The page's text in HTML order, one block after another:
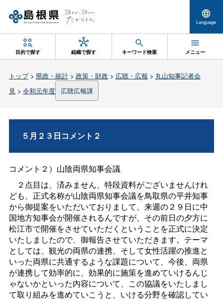
Language
目的で探す 組織で探す キーワード検索 メニュー
トップ> 県政・統計> 政策・財政 > 広聴・広報 > 丸山知事記者会
見> 令和元年度 広聴広報課
５月２３日コメント２
コメント２）山陰両県知事会議
２点目は、済みません、特段資料がございませんけれ
ども、正式名称が山陰両県知事会議を鳥取県の平井知事
から御提案をいただいておりまして、来週の２９日に中
国地方知事会が開催されるんですが、その前日の夕方に
松江市で開催をさせていただくということを正式に決定
いたしましたので、御報告させていただきます。テーマ
としては、観光の両県の連携、そして女性活躍の推進と
いった両県に共通するような課題について、今後、両県
が連携して効率的に、効果的に施策を進めていけるんじ
ゃないかといった内容について、この協議をいたしまし
て取り組みを進めていこうと、いける分野を確認してい